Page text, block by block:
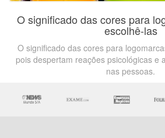
O significado das cores para
escolhê-las
O significado das cores para
pois despertam reações psicológicas e
nas pessoas.